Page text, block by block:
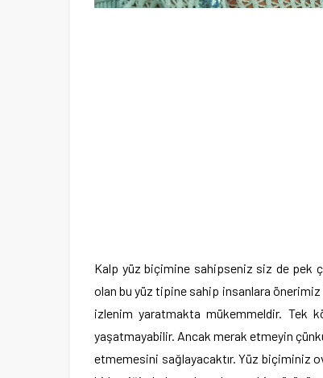
Kalp yüz biçimine sahipseniz siz de pek
olan bu yüz tipine sahip insanlara önerimiz
izlenim yaratmakta mükemmeldir. Tek
yaşatmayabilir. Ancak merak etmeyin çünkü
etmemesini sağlayacaktır. Yüz biçiminiz